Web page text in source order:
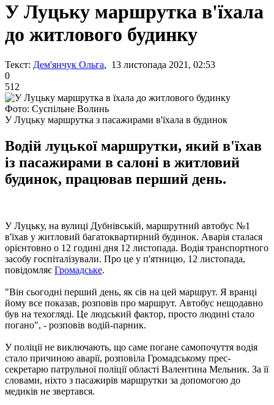
У Луцьку маршрутка в'їхала
до житлового будинку
Текст: Дем'янчук Ольга, 13 листопада 2021, 02:53
0
512
Фото: Суспільне Волинь
У Луцьку маршрутка з пасажирами в'їхала в будинок
Водій луцької маршрутки, який в'їхав
із пасажирами в салоні в житловий
будинок, працював перший день.
У Луцьку, на вулиці Дубнівській, маршрутний автобус №1
в'їхав у житловий багатоквартирний будинок. Аварія сталася
орієнтовно о 12 годині дня 12 листопада. Водія транспортного
засобу госпіталізували. Про це у п'ятницю, 12 листопада,
повідомляє Громадське.
"Він сьогодні перший день, як сів на цей маршрут. Я вранці
йому все показав, розповів про маршрут. Автобус нещодавно
був на техогляді. Це людський фактор, просто людині стало
погано", - розповів водій-парник.
У поліції не виключають, що саме погане самопочуття водія
стало причиною аварії, розповіла Громадському прес-
секретарю патрульної поліції області Валентина Мельник. За її
словами, ніхто з пасажирів маршрутки за допомогою до
медиків не звертався.